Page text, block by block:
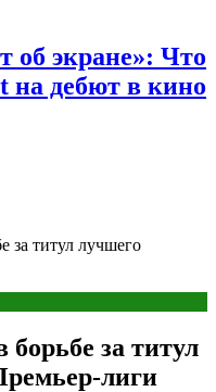
об экране»: Что
на дебют в кино
за титул лучшего
за титул
лиги